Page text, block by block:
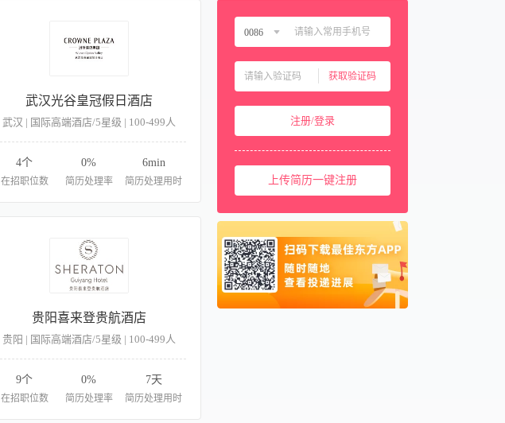
武汉光谷皇冠假日酒店
武汉 | 国际高端酒店/5星级 | 100-499人
4个
在招职位数
0%
简历处理率
6min
简历处理用时
贵阳喜来登贵航酒店
贵阳 | 国际高端酒店/5星级 | 100-499人
9个
在招职位数
0%
简历处理率
7天
简历处理用时
0086
获取验证码
注册/登录
上传简历一键注册
中国大陆
0086
中国澳门
00853
西班牙
0034
泰国
0066
柬埔寨
00855
00971